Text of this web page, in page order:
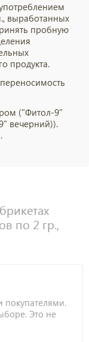
выработанных
пробную
продукта.
("Фитол-9"
вечерний)).
по 2 гр.,
покупателями.
Это не